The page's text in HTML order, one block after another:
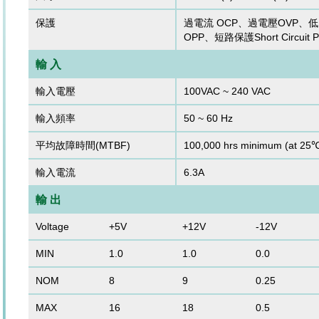
保護
過電流 OCP、過電壓OVP、
OPP、短路保護Short Circuit
輸 入
輸入電壓 100VAC ~ 240 VAC
輸入頻率 50 ~ 60 Hz
平均故障時間(MTBF) 100,000 hrs minimum (at
輸入電流 6.3A
輸 出
Voltage +5V +12V -12V
MIN 1.0 1.0 0.0
NOM 8 9 0.25
MAX 16 18 0.5